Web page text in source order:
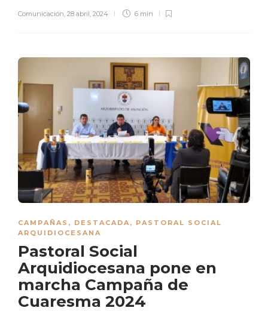
Comunicación 28 abril, 2024 6 min
CAMPAÑAS , DESTACADA, PASTORAL SOCIAL
ARQUIDIOCESANA
Pastoral Social
Arquidiocesana pone en
marcha Campaña de
Cuaresma 2024